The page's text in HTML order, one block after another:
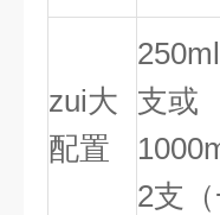
zui大
配置
支或
2支（